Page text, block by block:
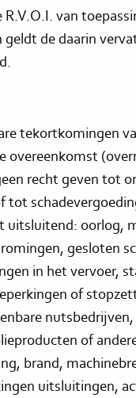
R.V.O.I. van
geldt de daarin
tekortkomingen
overeenkomst
recht geven tot
tot
uitsluitend: oorlog,
gesloten
in het vervoer,
of
nutsbedrijven,
of
brand,
uitsluitingen,